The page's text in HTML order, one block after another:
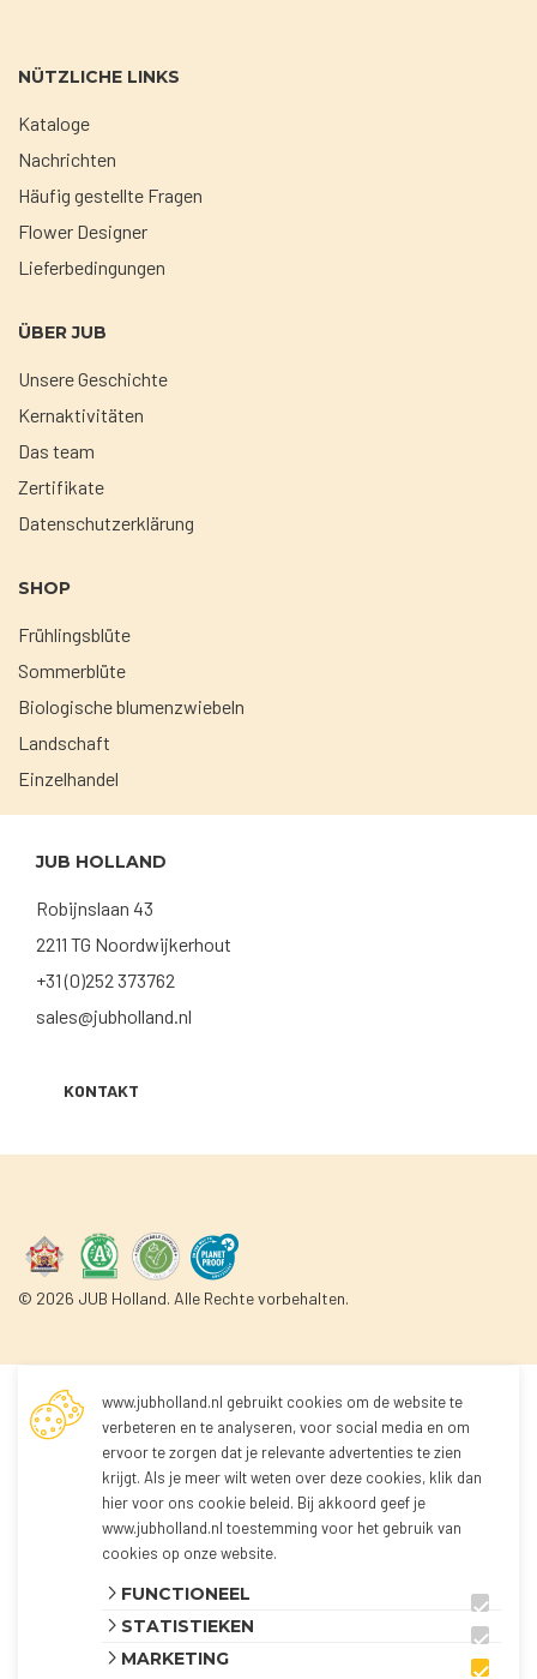
NÜTZLICHE LINKS
Kataloge
Nachrichten
Häufig gestellte Fragen
Flower Designer
Lieferbedingungen
ÜBER JUB
Unsere Geschichte
Kernaktivitäten
Das team
Zertifikate
Datenschutzerklärung
SHOP
Frühlingsblüte
Sommerblüte
Biologische blumenzwiebeln
Landschaft
Einzelhandel
JUB HOLLAND
Robijnslaan 43
2211 TG Noordwijkerhout
+31 (0)252 373762
sales@jubholland.nl
KONTAKT
© 2026 JUB Holland. Alle Rechte vorbehalten.
Nicht angemeldet
Sie sind noch nicht registriert!
Da Sie nicht registriert sind, können Sie keine
Produkte bestellen.
im Webshop anmelden und alle Produkte ansehen.
Der Webshop ist derzeit nur für Kunden in den
www.jubholland.nl gebruikt cookies om de website te
verbeteren en te analyseren, voor social media en om
ervoor te zorgen dat je relevante advertenties te zien
krijgt. Als je meer wilt weten over deze cookies, klik dan
hier voor ons cookie beleid. Bij akkoord geef je
www.jubholland.nl toestemming voor het gebruik van
cookies op onze website.
FUNCTIONEEL
STATISTIEKEN
MARKETING